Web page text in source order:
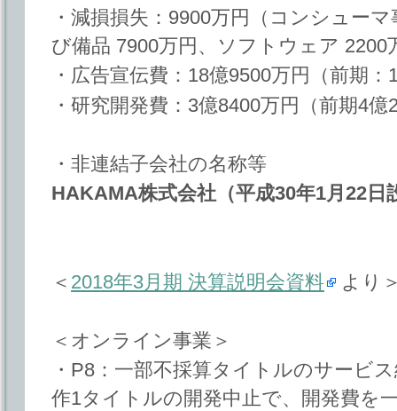
・減損損失：9900万円（コンシュー
び備品 7900万円、ソフトウェア 2200
・広告宣伝費：18億9500万円（前期
・研究開発費：3億8400万円（前期4億
・非連結子会社の名称等
HAKAMA株式会社（平成30年1月22日
＜ 2018年3月期 決算説明会資料 より
＜オンライン事業＞
・P8：一部不採算タイトルのサービ
作1タイトルの開発中止で、開発費を